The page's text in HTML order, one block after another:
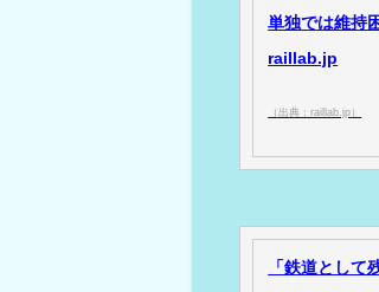
単独では維持
raillab.jp
（出典：raillab.jp）
「鉄道とし